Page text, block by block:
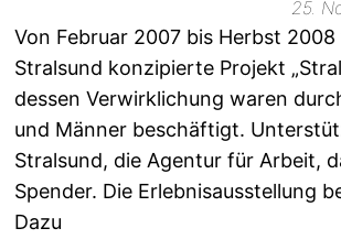
25.
Von Februar 2007 bis Herbst
Stralsund konzipierte Projekt
dessen Verwirklichung waren
und Männer beschäftigt.
Stralsund, die Agentur für Arbeit,
Spender. Die Erlebnisausstellung
Dazu